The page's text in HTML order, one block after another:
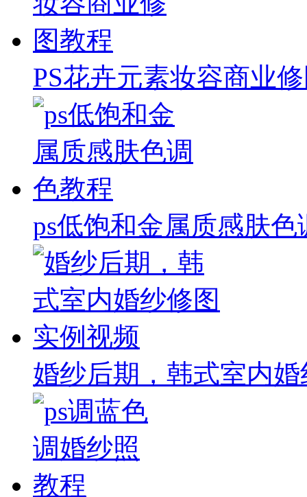
PS花卉元素妆容商业
ps低饱和金属质感肤色
婚纱后期，韩式室内